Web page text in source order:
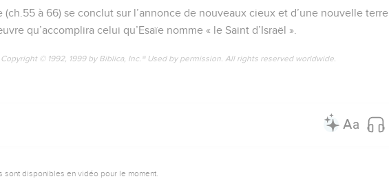
(ch.55 à 66) se conclut sur l’annonce de nouveaux cieux et d’une nouvelle terre
qu’accomplira celui qu’Esaïe nomme « le Saint d’Israël ».
© 1992, 1999 by Biblica, Inc.® Used by permission. All rights reserved worldwide.
sont disponibles en vidéo pour le moment.